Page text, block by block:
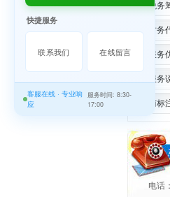
税务
财务
服务
服务
商标
电话
快捷服务
联系我们 在线留言
客服在线 · 专业响
应
服务时间: 8:30-
17:00